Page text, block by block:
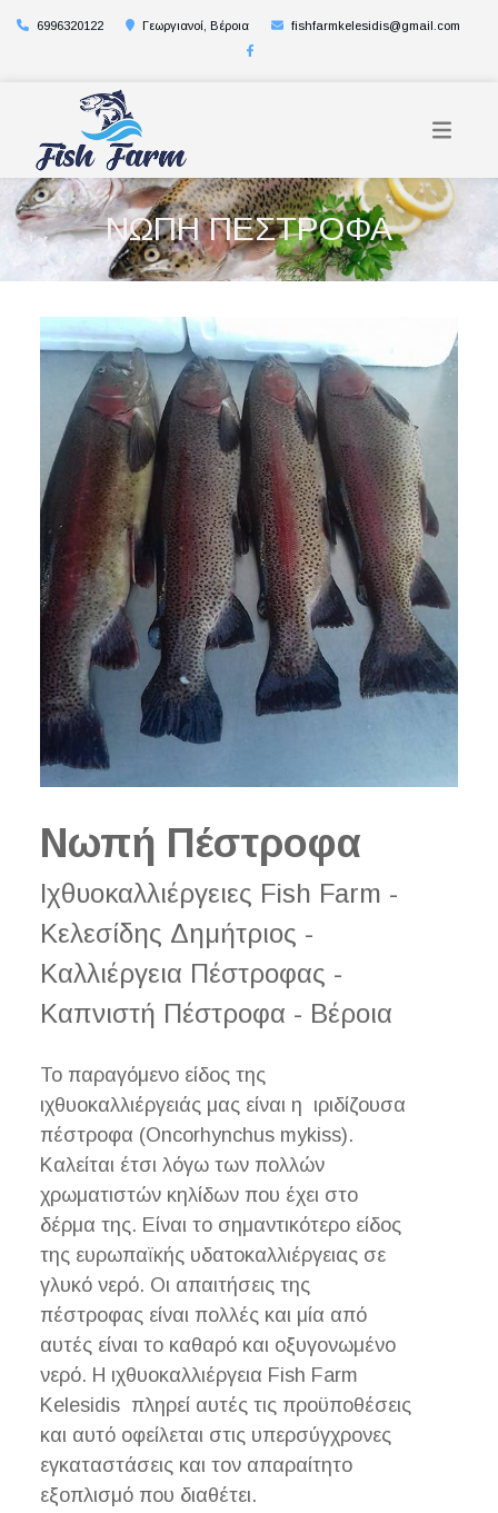
6996320122 Γεωργιανοί, Βέροια fishfarmkelesidis@gmail.com
ΝΩΠΗ ΠΕΣΤΡΟΦΑ
Νωπή Πέστροφα
Ιχθυοκαλλιέργειες Fish Farm -
Κελεσίδης Δημήτριος -
Καλλιέργεια Πέστροφας -
Καπνιστή Πέστροφα - Βέροια
Το παραγόμενο είδος της
ιχθυοκαλλιέργειάς μας είναι η ιριδίζουσα
πέστροφα (Oncorhynchus mykiss).
Καλείται έτσι λόγω των πολλών
χρωματιστών κηλίδων που έχει στο
δέρμα της. Είναι το σημαντικότερο είδος
της ευρωπαϊκής υδατοκαλλιέργειας σε
γλυκό νερό. Οι απαιτήσεις της
πέστροφας είναι πολλές και μία από
αυτές είναι το καθαρό και οξυγονωμένο
νερό. Η ιχθυοκαλλιέργεια Fish Farm
Kelesidis πληρεί αυτές τις προϋποθέσεις
και αυτό οφείλεται στις υπερσύγχρονες
εγκαταστάσεις και τον απαραίτητο
εξοπλισμό που διαθέτει.